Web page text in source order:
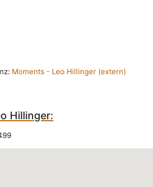
Moments - Leo Hillinger (extern)
Hillinger: